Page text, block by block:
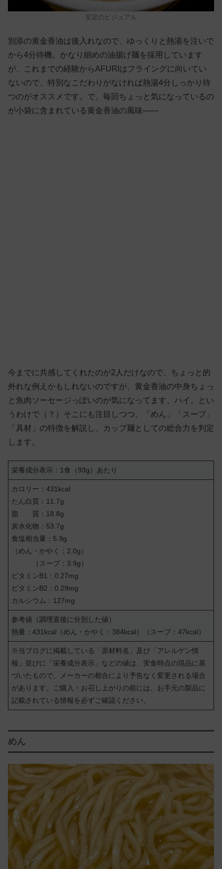
安定のビジュアル
別添の黄金香油は後入れなので、ゆっくりと熱湯を注いで
から4分待機。かなり細めの油揚げ麺を採用しています
が、これまでの経験からAFURIはフライングに向いてい
ないので、特別なこだわりがなければ熱湯4分しっかり待
つのがオススメです。で、毎回ちょっと気になっているの
が小袋に含まれている黄金香油の風味——
今までに共感してくれたのが2人だけなので、ちょっと的
外れな例えかもしれないのですが、黄金香油の中身ちょっ
と魚肉ソーセージっぽいのが気になってます、ハイ。とい
うわけで（？）そこにも注目しつつ、「めん」「スープ」
「具材」の特徴を解説し、カップ麺としての総合力を判定
します。
栄養成分表示：1食（93g）あたり
カロリー：431kcal
たん白質：11.7g
脂 質：18.8g
炭水化物：53.7g
食塩相当量：5.9g
（めん・かやく：2.0g）
（スープ：3.9g）
ビタミンB1：0.27mg
ビタミンB2：0.29mg
カルシウム：127mg
参考値（調理直後に分別した値）
熱量：431kcal（めん・かやく：384kcal）（スープ：47kcal）
※当ブログに掲載している「原材料名」及び「アレルゲン情
報」並びに「栄養成分表示」などの値は、実食時点の現品に基
づいたもので、メーカーの都合により予告なく変更される場合
があります。ご購入・お召し上がりの前には、お手元の製品に
記載されている情報を必ずご確認ください。
めん